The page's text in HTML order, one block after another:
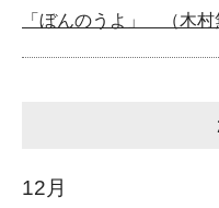
「ぼんのうよ」 （木村
12月